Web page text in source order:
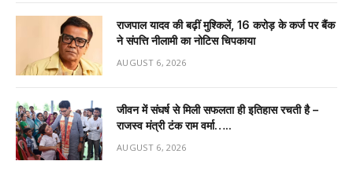
राजपाल यादव की बढ़ीं मुश्किलें, ₹16 करोड़ के कर्ज पर बैंक
ने संपत्ति नीलामी का नोटिस चिपकाया
AUGUST 6, 2026
जीवन में संघर्ष से मिली सफलता ही इतिहास रचती है –
राजस्व मंत्री टंक राम वर्मा…..
AUGUST 6, 2026